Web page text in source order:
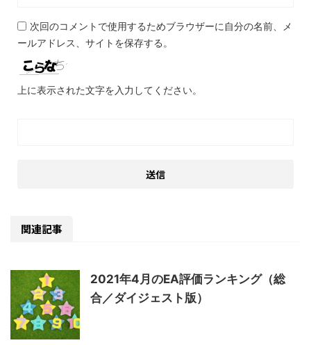
次回のコメントで使用するためブラウザーに自分の名前、メ
ールアドレス、サイトを保存する。
上に表示された文字を入力してください。
関連記事
2021年4月のEA評価ランキング（総
合／ダイジェスト版）